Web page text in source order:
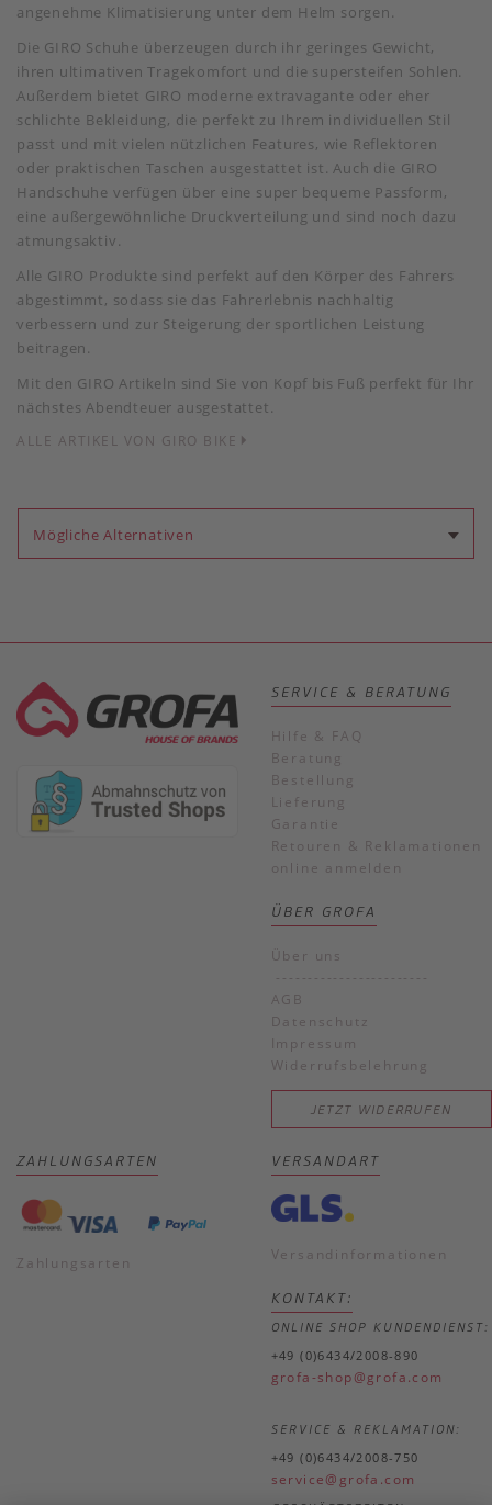
angenehme Klimatisierung unter dem Helm sorgen.
Die GIRO Schuhe überzeugen durch ihr geringes Gewicht,
ihren ultimativen Tragekomfort und die supersteifen Sohlen.
Außerdem bietet GIRO moderne extravagante oder eher
schlichte Bekleidung, die perfekt zu Ihrem individuellen Stil
passt und mit vielen nützlichen Features, wie Reflektoren
oder praktischen Taschen ausgestattet ist. Auch die GIRO
Handschuhe verfügen über eine super bequeme Passform,
eine außergewöhnliche Druckverteilung und sind noch dazu
atmungsaktiv.
Alle GIRO Produkte sind perfekt auf den Körper des Fahrers
abgestimmt, sodass sie das Fahrerlebnis nachhaltig
verbessern und zur Steigerung der sportlichen Leistung
beitragen.
Mit den GIRO Artikeln sind Sie von Kopf bis Fuß perfekt für Ihr
nächstes Abendteuer ausgestattet.
ALLE ARTIKEL VON GIRO BIKE
Mögliche Alternativen
SERVICE & BERATUNG
Hilfe & FAQ
Beratung
Bestellung
Lieferung
Garantie
Retouren & Reklamationen
online anmelden
ÜBER GROFA
Über uns
------------------------
AGB
Datenschutz
Impressum
Widerrufsbelehrung
JETZT WIDERRUFEN
ZAHLUNGSARTEN
Zahlungsarten
VERSANDART
Versandinformationen
KONTAKT:
ONLINE SHOP KUNDENDIENST:
+49 (0)6434/2008-890
grofa-shop@grofa.com
SERVICE & REKLAMATION:
+49 (0)6434/2008-750
service@grofa.com